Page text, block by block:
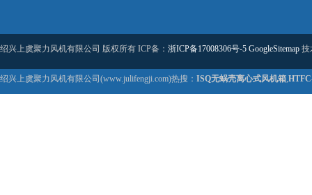
绍兴上虞聚力风机有限公司 版权所有 ICP备： 浙ICP备17008306号-5 GoogleSitemap 技
绍兴上虞聚力风机有限公司(www.julifengji.com)热搜： ISQ无蜗壳离心式风机箱,